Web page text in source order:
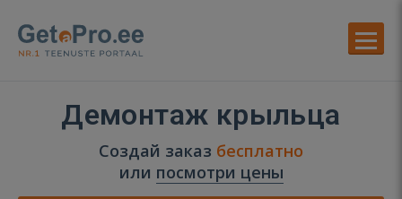
Демонтаж крыльца
Создай заказ бесплатно
или посмотри цены